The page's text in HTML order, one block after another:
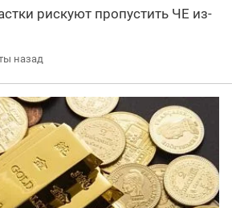
рискуют пропустить ЧЕ из-
назад